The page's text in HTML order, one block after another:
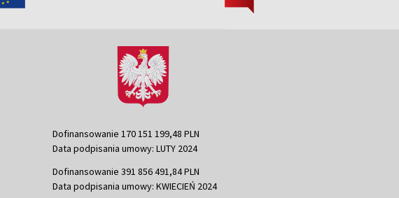
Dofinansowanie 170 151 199,48 PLN
Data podpisania umowy: LUTY 2024
Dofinansowanie 391 856 491,84 PLN
Data podpisania umowy: KWIECIEŃ 2024